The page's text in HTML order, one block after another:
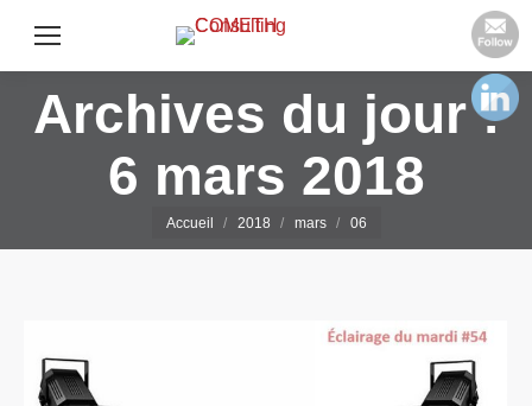
Archives du jour :
6 mars 2018
Vous êtes ici :
Accueil 2018 mars 06